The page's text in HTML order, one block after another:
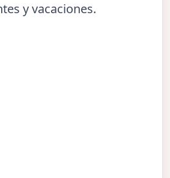
y vacaciones.